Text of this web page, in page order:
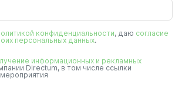
конфиденциальности, даю согласие
персональных данных.
информационных и рекламных
Directum, в том числе ссылки